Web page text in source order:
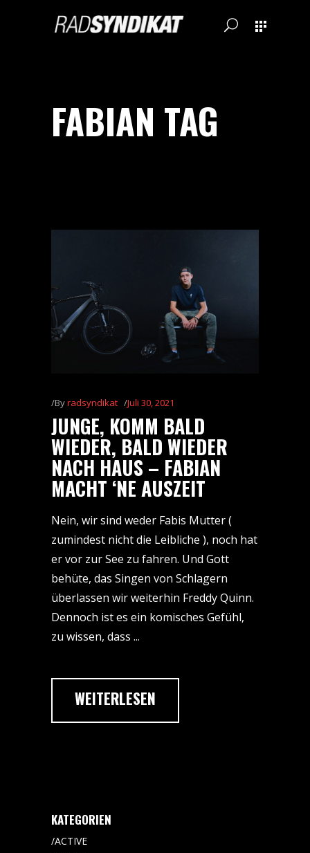
FABIAN TAG
Byradsyndikat Juli 30, 2021
JUNGE, KOMM BALD
WIEDER, BALD WIEDER
NACH HAUS – FABIAN
MACHT ‘NE AUSZEIT
Nein, wir sind weder Fabis Mutter (
zumindest nicht die Leibliche ), noch hat
er vor zur See zu fahren. Und Gott
behüte, das Singen von Schlagern
überlassen wir weiterhin Freddy Quinn.
Dennoch ist es ein komisches Gefühl,
zu wissen, dass
WEITERLESEN
KATEGORIEN
ACTIVE